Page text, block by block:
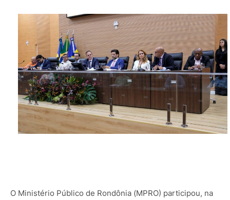
O Ministério Público de Rondônia (MPRO) participou, na